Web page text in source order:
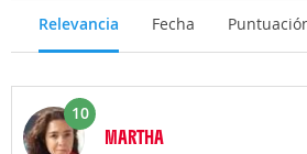
Relevancia Fecha
10
MARTHA